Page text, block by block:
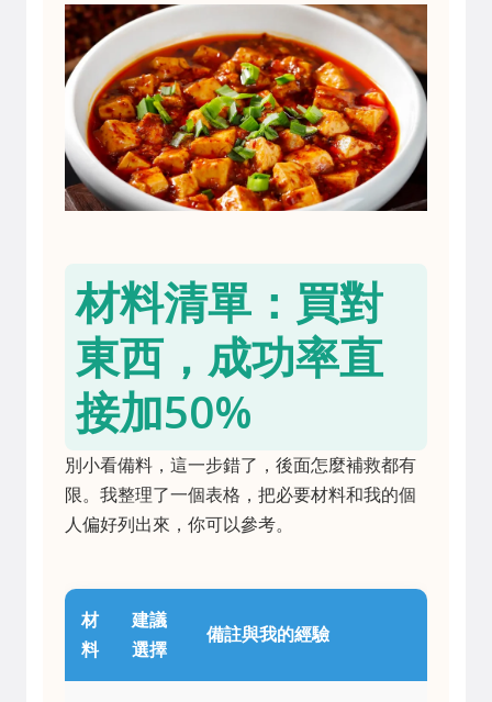
材料清單：買對
東西，成功率直
接加50%
別小看備料，這一步錯了，後面怎麼補救都有
限。我整理了一個表格，把必要材料和我的個
人偏好列出來，你可以參考。
材
料
建議
選擇
備註與我的經驗